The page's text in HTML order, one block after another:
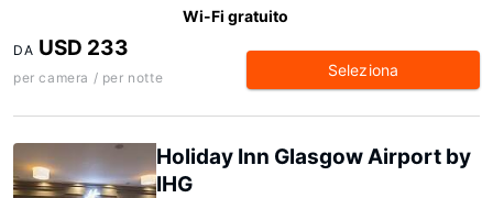
Wi-Fi gratuito
DA USD 233
per camera / per notte Seleziona
Holiday Inn Glasgow Airport by
IHG